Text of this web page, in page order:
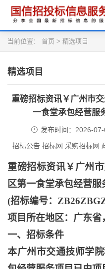
当前位置： 首页 > 精选项目
精选项目
重磅招标资讯￥广州市
一食堂承包经营服
发布时间：2026-07-
招标公告 招标网 采购招标网
重磅招标资讯￥广州
区第一食堂承包经营
(招标编号：
项目所在地区：广东省
一、招标条件
本广州市交通技师学